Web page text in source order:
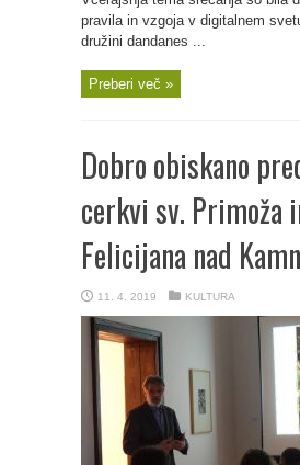
pravila in vzgoja v digitalnem
družini dandanes ...
Preberi več »
Dobro obiskano
cerkvi sv. Primoža
Felicijana nad
11. 4. 2019 KULTURA